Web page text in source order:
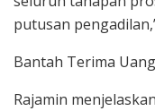
putusan
Bantah Terima
Rajamin